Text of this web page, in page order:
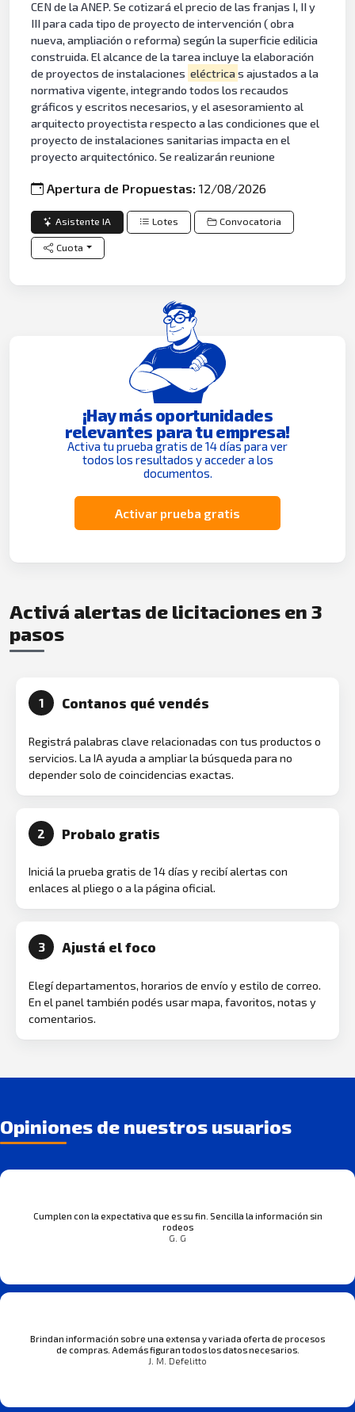
CEN de la ANEP. Se cotizará el precio de las franjas I, II y
III para cada tipo de proyecto de intervención ( obra
nueva, ampliación o reforma) según la superficie edilicia
construida. El alcance de la tarea incluye la elaboración
de proyectos de instalaciones eléctricas ajustados a la
normativa vigente, integrando todos los recaudos
gráficos y escritos necesarios, y el asesoramiento al
arquitecto proyectista respecto a las condiciones que el
proyecto de instalaciones sanitarias impacta en el
proyecto arquitectónico. Se realizarán reunione
Apertura de Propuestas:12/08/2026
Asistente IA Lotes Convocatoria
Cuota
¡Hay más oportunidades
relevantes para tu empresa!
Activa tu prueba gratis de 14 días para ver
todos los resultados y acceder a los
documentos.
Activar prueba gratis
Activá alertas de licitaciones en 3
pasos
1 Contanos qué vendés
Registrá palabras clave relacionadas con tus productos o
servicios. La IA ayuda a ampliar la búsqueda para no
depender solo de coincidencias exactas.
2 Probalo gratis
Iniciá la prueba gratis de 14 días y recibí alertas con
enlaces al pliego o a la página oficial.
3 Ajustá el foco
Elegí departamentos, horarios de envío y estilo de correo.
En el panel también podés usar mapa, favoritos, notas y
comentarios.
Opiniones de nuestros usuarios
Cumplen con la expectativa que es su fin. Sencilla la información sin
rodeos
G. G
Brindan información sobre una extensa y variada oferta de procesos
de compras. Además figuran todos los datos necesarios.
J. M. Defelitto